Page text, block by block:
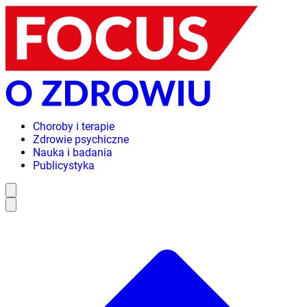
Choroby i terapie
Zdrowie psychiczne
Nauka i badania
Publicystyka